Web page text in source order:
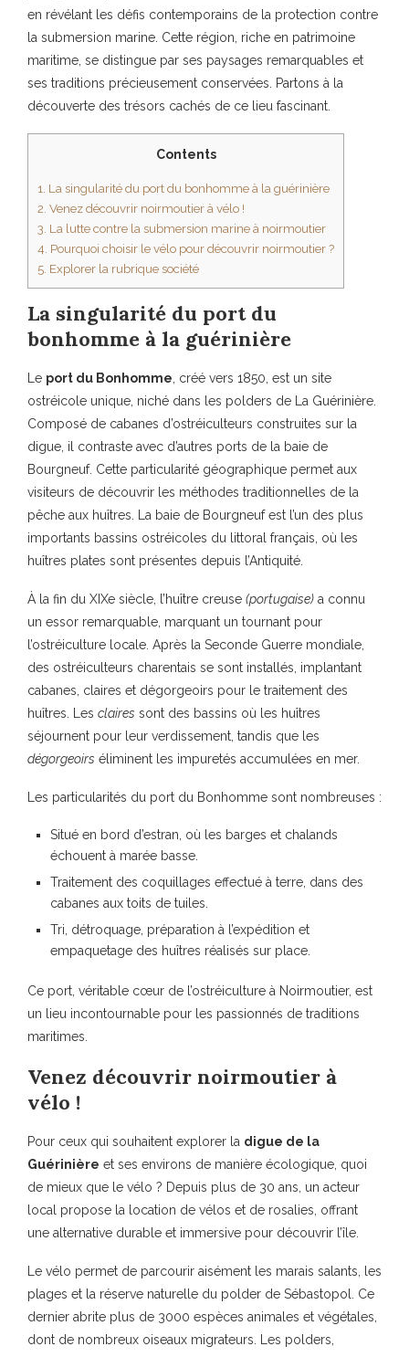
en révélant les défis contemporains de la protection contre
la submersion marine. Cette région, riche en patrimoine
maritime, se distingue par ses paysages remarquables et
ses traditions précieusement conservées. Partons à la
découverte des trésors cachés de ce lieu fascinant.
Contents
1. La singularité du port du bonhomme à la guérinière
2. Venez découvrir noirmoutier à vélo !
3. La lutte contre la submersion marine à noirmoutier
4. Pourquoi choisir le vélo pour découvrir noirmoutier ?
5. Explorer la rubrique société
La singularité du port du
bonhomme à la guérinière
Le port du Bonhomme , créé vers 1850, est un site
ostréicole unique, niché dans les polders de La Guérinière.
Composé de cabanes d’ostréiculteurs construites sur la
digue, il contraste avec d’autres ports de la baie de
Bourgneuf. Cette particularité géographique permet aux
visiteurs de découvrir les méthodes traditionnelles de la
pêche aux huîtres. La baie de Bourgneuf est l’un des plus
importants bassins ostréicoles du littoral français, où les
huîtres plates sont présentes depuis l’Antiquité.
À la fin du XIXe siècle, l’huître creuse (portugaise) a connu
un essor remarquable, marquant un tournant pour
l’ostréiculture locale. Après la Seconde Guerre mondiale,
des ostréiculteurs charentais se sont installés, implantant
cabanes, claires et dégorgeoirs pour le traitement des
huîtres. Les claires sont des bassins où les huîtres
séjournent pour leur verdissement, tandis que les
dégorgeoirs éliminent les impuretés accumulées en mer.
Les particularités du port du Bonhomme sont nombreuses :
Situé en bord d’estran, où les barges et chalands
échouent à marée basse.
Traitement des coquillages effectué à terre, dans des
cabanes aux toits de tuiles.
Tri, détroquage, préparation à l’expédition et
empaquetage des huîtres réalisés sur place.
Ce port, véritable cœur de l’ostréiculture à Noirmoutier, est
un lieu incontournable pour les passionnés de traditions
maritimes.
Venez découvrir noirmoutier à
vélo !
Pour ceux qui souhaitent explorer la digue de la
Guérinière et ses environs de manière écologique, quoi
de mieux que le vélo ? Depuis plus de 30 ans, un acteur
local propose la location de vélos et de rosalies, offrant
une alternative durable et immersive pour découvrir l’île.
Le vélo permet de parcourir aisément les marais salants, les
plages et la réserve naturelle du polder de Sébastopol. Ce
dernier abrite plus de 3000 espèces animales et végétales,
dont de nombreux oiseaux migrateurs. Les polders